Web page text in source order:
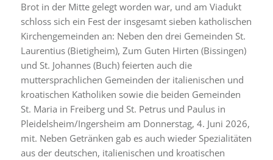
Brot in der Mitte gelegt worden war, und am Viadukt
schloss sich ein Fest der insgesamt sieben katholischen
Kirchengemeinden an: Neben den drei Gemeinden St.
Laurentius (Bietigheim), Zum Guten Hirten (Bissingen)
und St. Johannes (Buch) feierten auch die
muttersprachlichen Gemeinden der italienischen und
kroatischen Katholiken sowie die beiden Gemeinden
St. Maria in Freiberg und St. Petrus und Paulus in
Pleidelsheim/Ingersheim am Donnerstag, 4. Juni 2026,
mit. Neben Getränken gab es auch wieder Spezialitäten
aus der deutschen, italienischen und kroatischen